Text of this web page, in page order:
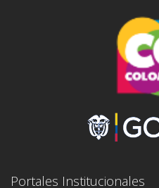
Portales Institucionales